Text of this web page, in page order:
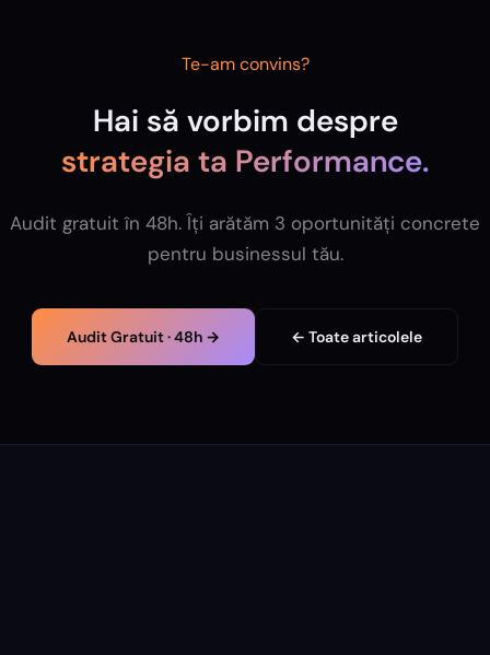
Te-am convins?
Hai să vorbim despre
strategia ta Performance.
Audit gratuit în 48h. Îți arătăm 3 oportunități concrete
pentru businessul tău.
Audit Gratuit · 48h → ← Toate articolele